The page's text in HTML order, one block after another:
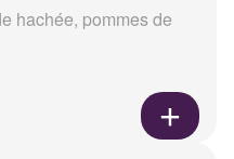
hachée, pommes de